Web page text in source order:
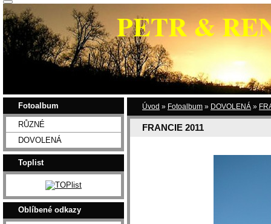
PETR &
Úvod » Fotoalbum » DOVOLENÁ »
FRANCIE 2011
Fotoalbum
RŮZNÉ
DOVOLENÁ
Toplist
Oblíbené odkazy